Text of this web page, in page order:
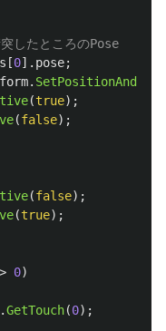
したところのPose
[0]. pose;
.
(true);
(false);
(false);
(true);
> 0)
.GetTouch(0);